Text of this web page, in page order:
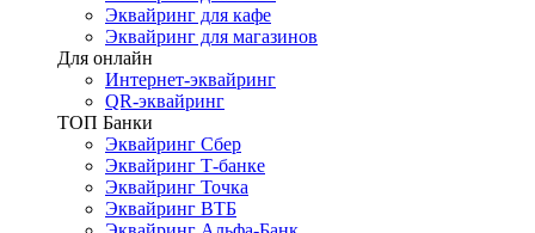
Эквайринг для кафе
Эквайринг для магазинов
Для онлайн
Интернет-эквайринг
QR-эквайринг
ТОП Банки
Эквайринг Сбер
Эквайринг Т-банке
Эквайринг Точка
Эквайринг ВТБ